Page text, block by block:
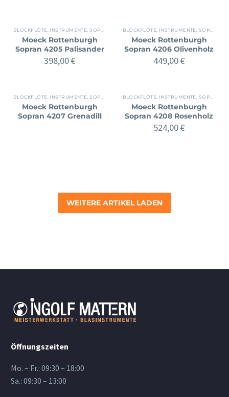
BLOCKFLÖTE INSTRUMENTE ,SOPRAN
Moeck Rottenburgh
Sopran 4205 Palisander
398,00€
BLOCKFLÖTE INSTRUMENTE SOPRAN
Moeck Rottenburgh
Sopran 4206 Olivenholz
449,00€
BLOCKFLÖTE INSTRUMENTE ,SOPRAN
Moeck Rottenburgh
Sopran 4207 Grenadill
BLOCKFLÖTE INSTRUMENTE SOPRAN
Moeck Rottenburgh
Sopran 4208 Rosenholz
524,00€
WEITERE ARTIKEL LADEN
Öffnungszeiten
Mo. – Fr.: 09:30 – 18:00
Sa.: 09:30 – 13:00